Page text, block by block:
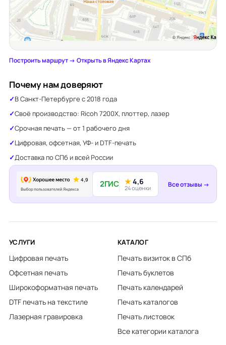
Построить маршрут →·Открыть в Яндекс Картах
Почему нам доверяют
В Санкт-Петербурге с 2018 года
Своё производство: Ricoh 7200X, плоттер, лазер
Срочная печать — от 1 рабочего дня
Цифровая, офсетная, УФ- и DTF-печать
Доставка по СПб и всей России
2ГИС ★4,6
24 оценки Все отзывы →
УСЛУГИ
Цифровая печать
Офсетная печать
Широкоформатная печать
DTF печать на текстиле
Лазерная гравировка
КАТАЛОГ
Печать визиток в СПб
Печать буклетов
Печать календарей
Печать каталогов
Печать листовок
Все категории каталога